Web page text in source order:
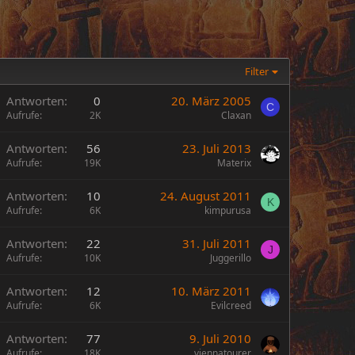
Filter
Antworten 0
Aufrufe 2K
20. März 2005
Claxan
C
Antworten 56
Aufrufe 19K
23. Juli 2013
Materix
Antworten 10
Aufrufe 6K
24. August 2011
kimpurusa
K
Antworten 22
Aufrufe 10K
31. Juli 2011
Juggerillo
J
Antworten 12
Aufrufe 6K
10. März 2011
Evilcreed
Antworten 77 9. Juli 2010